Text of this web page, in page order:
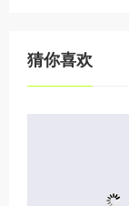
猜你喜欢